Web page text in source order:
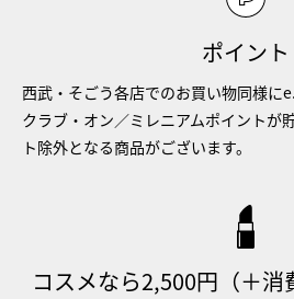
ポイント
西武・そごう各店でのお買い物同様に
クラブ・オン／ミレニアムポイントが
ト除外となる商品がございます。
コスメなら2,500円（＋